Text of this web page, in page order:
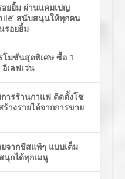
ยยิ้ม ผ่านแคมเปญ
สนับสนุนให้ทุกคน
รอยยิ้ม
โมชั่นสุดพิเศษ ซื้อ 1
เลฟเว่น
ารร้านกาแฟ ติดตั้งโซ
างรายได้จากการขาย
จากชีสแท้ๆ แบบเต็ม
นุกได้ทุกเมนู